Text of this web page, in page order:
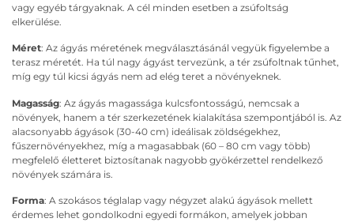
vagy egyéb tárgyaknak. A cél minden esetben a zsúfoltság
elkerülése.
Méret: Az ágyás méretének megválasztásánál vegyük figyelembe a
terasz méretét. Ha túl nagy ágyást tervezünk, a tér zsúfoltnak tűnhet,
míg egy túl kicsi ágyás nem ad elég teret a növényeknek.
Magasság: Az ágyás magassága kulcsfontosságú, nemcsak a
növények, hanem a tér szerkezetének kialakítása szempontjából is. Az
alacsonyabb ágyások (30-40 cm) ideálisak zöldségekhez,
fűszernövényekhez, míg a magasabbak (60 – 80 cm vagy több)
megfelelő életteret biztosítanak nagyobb gyökérzettel rendelkező
növények számára is.
Forma: A szokásos téglalap vagy négyzet alakú ágyások mellett
érdemes lehet gondolkodni egyedi formákon, amelyek jobban